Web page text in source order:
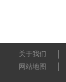
关于我们
网站地图